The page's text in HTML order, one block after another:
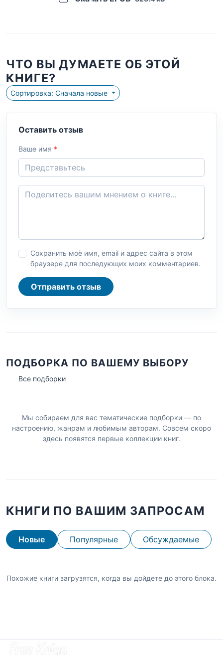
ЧТО ВЫ ДУМАЕТЕ ОБ ЭТОЙ
КНИГЕ?
Сортировка: Сначала новые
Оставить отзыв
Ваше имя *
Сохранить моё имя, email и адрес сайта в этом
браузере для последующих моих комментариев.
Отправить отзыв
ПОДБОРКА ПО ВАШЕМУ ВЫБОРУ
Все подборки
Мы собираем для вас тематические подборки — по
настроению, жанрам и любимым авторам. Совсем скоро
здесь появятся первые коллекции книг.
КНИГИ ПО ВАШИМ ЗАПРОСАМ
Новые Популярные Обсуждаемые
Похожие книги загрузятся, когда вы дойдете до этого блока.